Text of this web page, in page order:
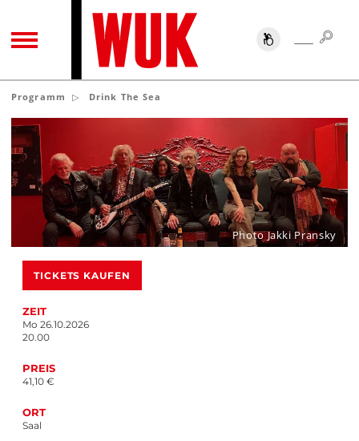
TOGGLE NAVIGATION SUCHE
Programm Drink The Sea
TICKETS KAUFEN
ZEIT
Mo 26.10.2026
20.00
PREIS
41,10 €
ORT
Saal
Photo Jakki Pransky